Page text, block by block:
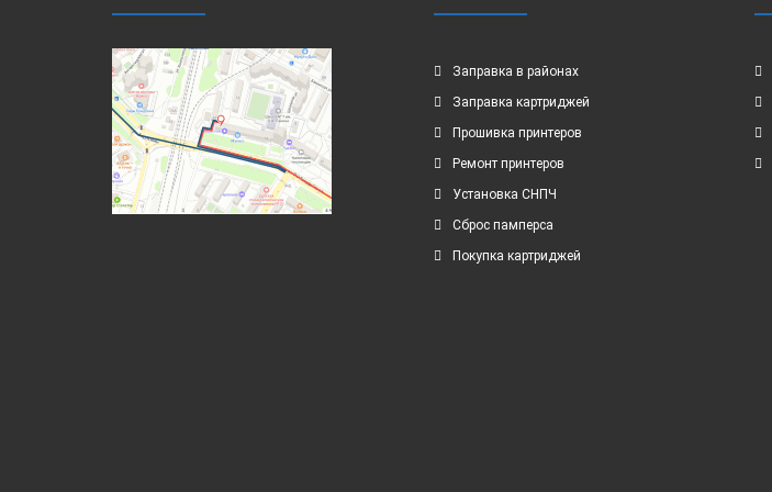
Заправка в районах
Заправка картриджей
Прошивка принтеров
Ремонт принтеров
Установка СНПЧ
Сброс памперса
Покупка картриджей